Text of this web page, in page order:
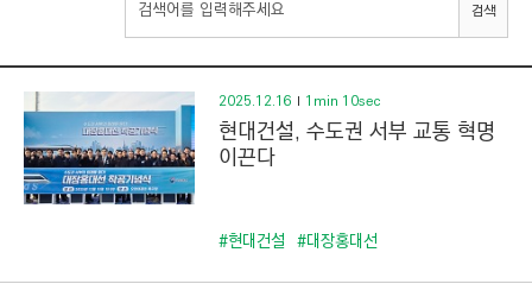
N
E
E
R
I
N
G
검색
2025.12.16 1min 10sec
현대건설, 수도권 서부 교통 혁명
이끈다
#현대건설 #대장홍대선